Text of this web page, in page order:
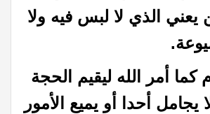
يعني الذي لا لبس فيه ولا
كما أمر الله ليقيم الحجة
يجامل أحدا أو يميع الأمور